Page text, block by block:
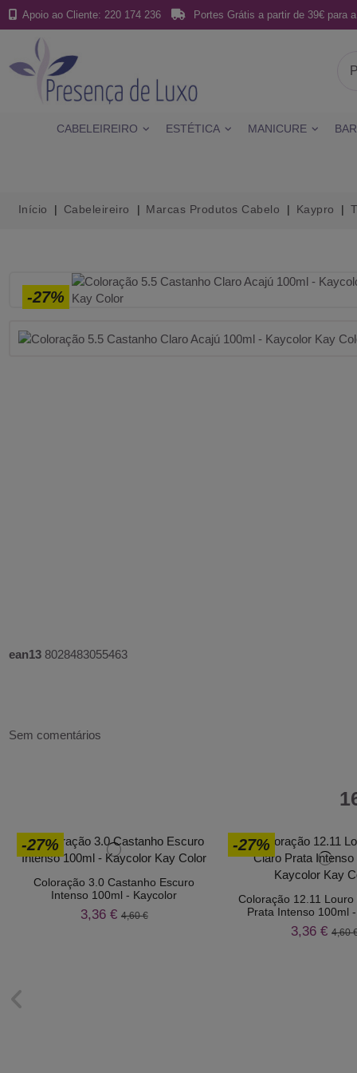
Apoio ao Cliente: 220 174 236 Portes Grátis a partir de 39€ para
CABELEIREIRO ESTÉTICA MANICURE
Início Cabeleireiro Marcas Produtos Cabelo Kaypro
-27%
ean13 8028483055463
Sem comentários
-27%
Coloração 3.0 Castanho Escuro
Intenso 100ml - Kaycolor
3,36 € 4,60 €
-27%
Coloração 12.11 Louro
Prata Intenso 100ml
3,36 €4,60